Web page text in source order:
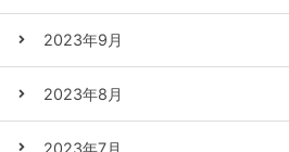
2023年9月
2023年8月
2023年7月